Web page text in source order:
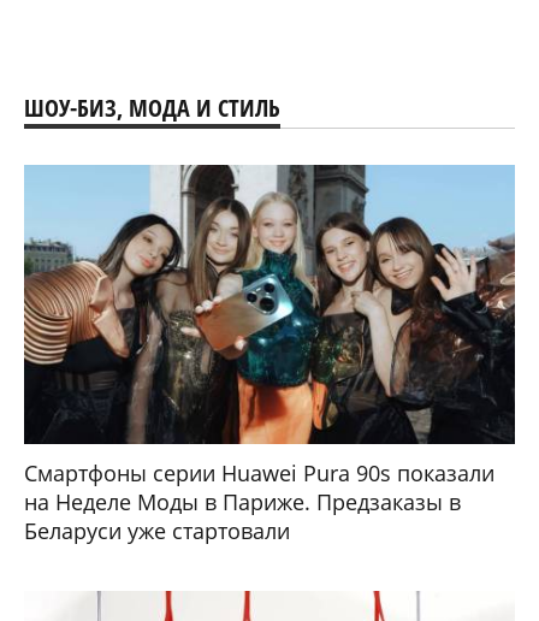
ШОУ-БИЗ, МОДА И СТИЛЬ
Смартфоны серии Huawei Pura 90s показали
на Неделе Моды в Париже. Предзаказы в
Беларуси уже стартовали